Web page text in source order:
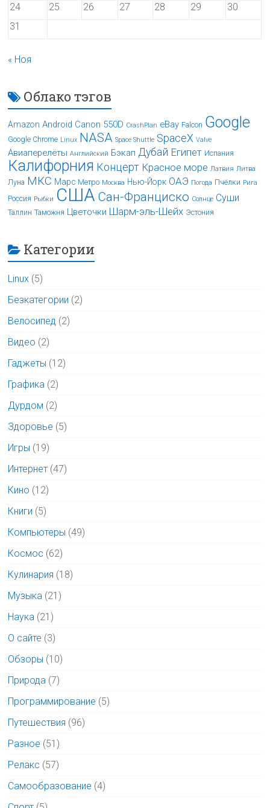
24
25 26 27 28 29
30
31
« Ноя
Облако тэгов
Amazon Android Canon 550D CrashPlan eBay Falcon Google
Google Chrome Linux NASA Space Shuttle SpaceX Valve
Авиаперелёты Английский Бэкап Дубай Египет Испания
Калифорния Концерт Красное море Латвия Литва
Луна МКС Марс Метро Москва Нью-Йорк ОАЭ Погода Пчёлки Рига
Россия Рыбки США Сан-Франциско Солнце Суши
Таллин Таможня Цветочки Шарм-эль-Шейх Эстония
Категории
Linux (5)
Безкатегории (2)
Велосипед (2)
Видео (2)
Гаджеты (12)
Графика (2)
Дурдом (2)
Здоровье (5)
Игры (19)
Интернет (47)
Кино (12)
Книги (5)
Компьютеры (49)
Космос (62)
Кулинария (18)
Музыка (21)
Наука (21)
О сайте (3)
Обзоры (10)
Природа (7)
Программирование (5)
Путешествия (96)
Разное (51)
Релакс (57)
Самообразование (4)